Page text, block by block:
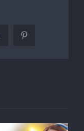
Tumblr